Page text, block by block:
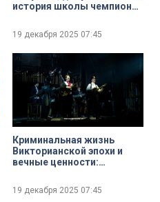
история школы чемпионов
второй сезон «Fallout» —
сериальные новинки
19 декабря 2025 07:45
Криминальная жизнь
Викторианской эпохи и
вечные ценности:
на сцене театра имени В.Ф,
Комиссаржевской
19 декабря 2025 07:45